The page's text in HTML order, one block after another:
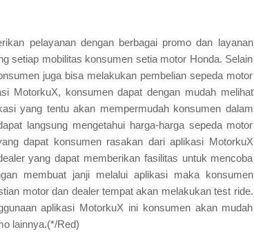
pelayanan dengan berbagai promo dan layanan
setiap mobilitas konsumen setia motor Honda. Selain
juga bisa melakukan pembelian sepeda motor
MotorkuX, konsumen dapat dengan mudah melihat
yang tentu akan mempermudah konsumen dalam
langsung mengetahui harga-harga sepeda motor
dapat konsumen rasakan dari aplikasi MotorkuX
yang dapat memberikan fasilitas untuk mencoba
membuat janji melalui aplikasi maka konsumen
motor dan dealer tempat akan melakukan test ride.
aplikasi MotorkuX ini konsumen akan mudah
lainnya.(*/Red)